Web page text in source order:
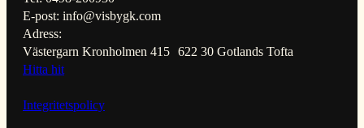
E-post: info@visbygk.com
Adress:
Västergarn Kronholmen 415 622 30 Gotlands Tofta
Hitta hit
Integritetspolicy